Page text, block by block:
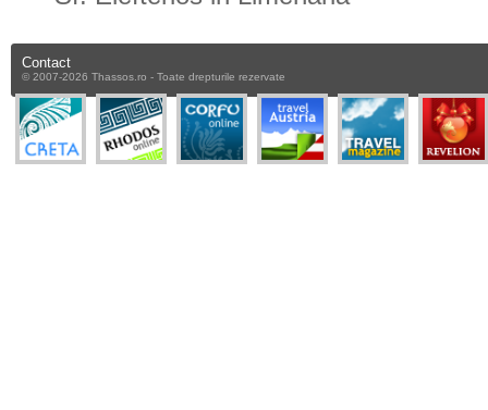
Contact
© 2007-2026 Thassos.ro - Toate drepturile rezervate